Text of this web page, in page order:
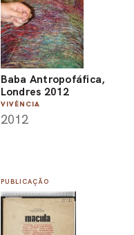
Baba Antropofáfica,
Londres 2012
VIVÊNCIA
2012
PUBLICAÇÃO